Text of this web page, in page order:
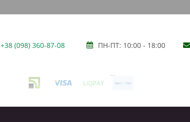
+38 (098) 360-87-08 ПН-ПТ: 10:00 - 18:00